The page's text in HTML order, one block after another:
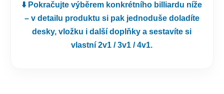
⬇️ Pokračujte výběrem konkrétního billiardu níže
– v detailu produktu si pak jednoduše doladíte
desky, vložku i další doplňky a sestavíte si
vlastní2v1 / 3v1 / 4v1.